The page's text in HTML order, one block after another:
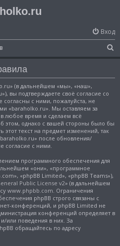
Вход
о
(в дальнейшем «мы», «наш»,
вы подтверждаете своё согласие со
с ними, пожалуйста, не
«baraholko.ru». Мы оставляем за
любое время и сделаем всё
этом, однако с вашей стороны было бы
этот текст на предмет изменений, так
после обновления/
согласие с ними.
программного обеспечения для
«они», «программное
«phpBB Limited», «phpBB Teams»),
Public License v2» (в дальнейшем
www.phpbb.com. Ограничения
phpBB строго связаны с
конференций, и phpBB Limited не
конференций определяет в
или поведения в них. За
обращайтесь по адресу